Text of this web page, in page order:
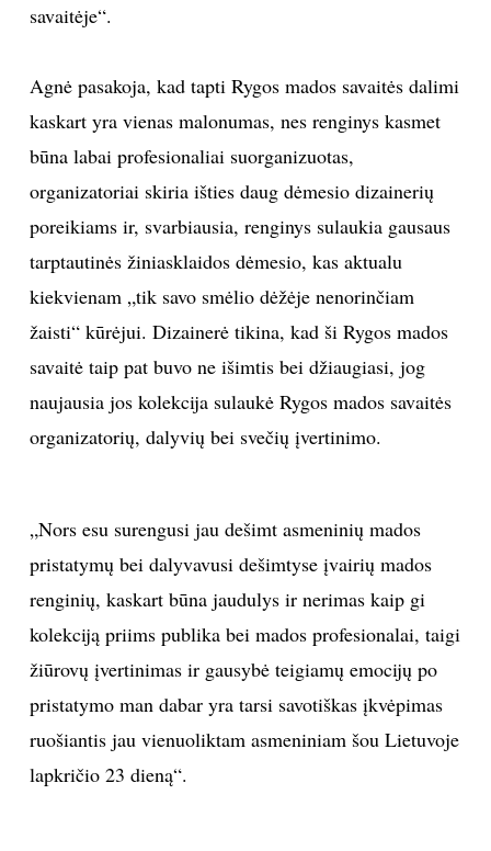
NAMAI
VIRTUVĖ
RECEPTAI
VAIKAI
NELAIMĖS
KONTAKTAI
PRIVATUMO POLITIKA
NAUJIENLAIŠKĮ
Prenumeruodami portalą,
savaitėje“.
Agnė pasakoja, kad tapti Rygos mados savaitės dalimi
kaskart yra vienas malonumas, nes renginys kasmet
būna labai profesionaliai suorganizuotas,
organizatoriai skiria išties daug dėmesio dizainerių
poreikiams ir, svarbiausia, renginys sulaukia gausaus
tarptautinės žiniasklaidos dėmesio, kas aktualu
kiekvienam „tik savo smėlio dėžėje nenorinčiam
žaisti“ kūrėjui. Dizainerė tikina, kad ši Rygos mados
savaitė taip pat buvo ne išimtis bei džiaugiasi, jog
naujausia jos kolekcija sulaukė Rygos mados savaitės
organizatorių, dalyvių bei svečių įvertinimo.
„Nors esu surengusi jau dešimt asmeninių mados
pristatymų bei dalyvavusi dešimtyse įvairių mados
renginių, kaskart būna jaudulys ir nerimas kaip gi
kolekciją priims publika bei mados profesionalai, taigi
žiūrovų įvertinimas ir gausybė teigiamų emocijų po
pristatymo man dabar yra tarsi savotiškas įkvėpimas
ruošiantis jau vienuoliktam asmeniniam šou Lietuvoje
lapkričio 23 dieną“.